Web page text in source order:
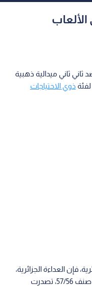
الألعاب
ثاني ثاني ميدالية ذهبية
لفئة ذوي الاحتياجات
فإن العداءة الجزائرية،
نسيمة صايفي، المختصة في رمي القرص صنف 57/56، تصدرت